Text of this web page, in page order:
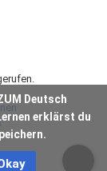
Deutsch
erklärst du